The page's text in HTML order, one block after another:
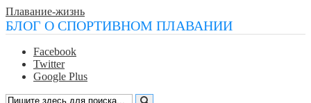
Плавание-жизнь
БЛОГ О СПОРТИВНОМ ПЛАВАНИИ
Facebook
Twitter
Google Plus